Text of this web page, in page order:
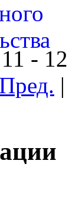
-
Пред. |